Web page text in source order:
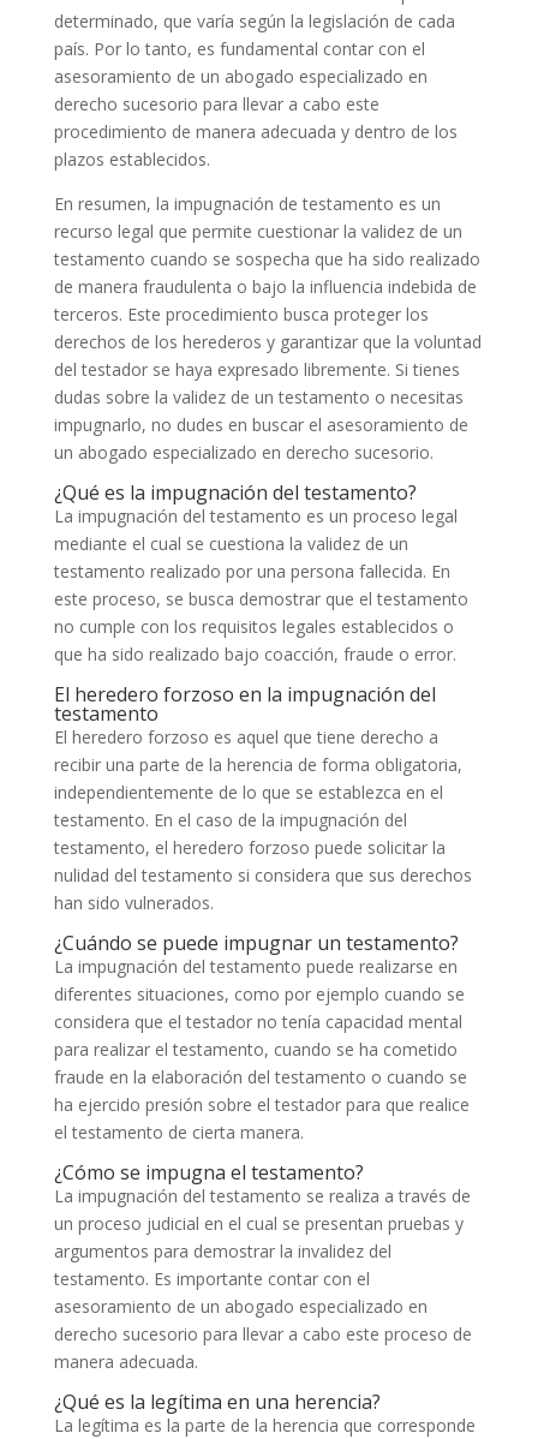
determinado, que varía según la legislación de cada
país. Por lo tanto, es fundamental contar con el
asesoramiento de un abogado especializado en
derecho sucesorio para llevar a cabo este
procedimiento de manera adecuada y dentro de los
plazos establecidos.
En resumen, la impugnación de testamento es un
recurso legal que permite cuestionar la validez de un
testamento cuando se sospecha que ha sido realizado
de manera fraudulenta o bajo la influencia indebida de
terceros. Este procedimiento busca proteger los
derechos de los herederos y garantizar que la voluntad
del testador se haya expresado libremente. Si tienes
dudas sobre la validez de un testamento o necesitas
impugnarlo, no dudes en buscar el asesoramiento de
un abogado especializado en derecho sucesorio.
¿Qué es la impugnación del testamento?
La impugnación del testamento es un proceso legal
mediante el cual se cuestiona la validez de un
testamento realizado por una persona fallecida. En
este proceso, se busca demostrar que el testamento
no cumple con los requisitos legales establecidos o
que ha sido realizado bajo coacción, fraude o error.
El heredero forzoso en la impugnación del
testamento
El heredero forzoso es aquel que tiene derecho a
recibir una parte de la herencia de forma obligatoria,
independientemente de lo que se establezca en el
testamento. En el caso de la impugnación del
testamento, el heredero forzoso puede solicitar la
nulidad del testamento si considera que sus derechos
han sido vulnerados.
¿Cuándo se puede impugnar un testamento?
La impugnación del testamento puede realizarse en
diferentes situaciones, como por ejemplo cuando se
considera que el testador no tenía capacidad mental
para realizar el testamento, cuando se ha cometido
fraude en la elaboración del testamento o cuando se
ha ejercido presión sobre el testador para que realice
el testamento de cierta manera.
¿Cómo se impugna el testamento?
La impugnación del testamento se realiza a través de
un proceso judicial en el cual se presentan pruebas y
argumentos para demostrar la invalidez del
testamento. Es importante contar con el
asesoramiento de un abogado especializado en
derecho sucesorio para llevar a cabo este proceso de
manera adecuada.
¿Qué es la legítima en una herencia?
La legítima es la parte de la herencia que corresponde